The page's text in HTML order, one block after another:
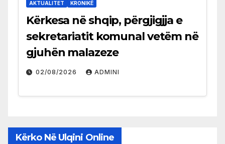
AKTUALITET KRONIKË
Kërkesa në shqip, përgjigjja e
sekretariatit komunal vetëm në
gjuhën malazeze
02/08/2026 ADMINI
Kërko Në Ulqini Online